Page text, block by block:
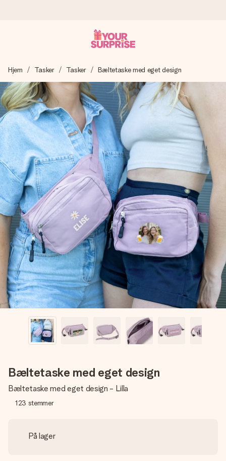
Vi laver din gave med omhu og sender den lynhurtigt – så
du kan give den på det helt rette tidspunkt, når den
betyder allermest.
4,7 (baseret på +15.000 anmeldelser)
Vores gaver inspirerer. Kunderne giver os 4,7 på Google
Reviews.
Gratis kort med hilsen
Lav noget særligt i blot få trin – med hendes navn, et
billede af dig eller en besked, der går lige i hendes hjerte.
Intet besvær men udelukkende en masse kærlighed i
øjeblikket.
Hjem Tasker Tasker Bæltetaske med eget design
Bæltetaske med eget design
Bæltetaske med eget design - Lilla
123 stemmer
På lager